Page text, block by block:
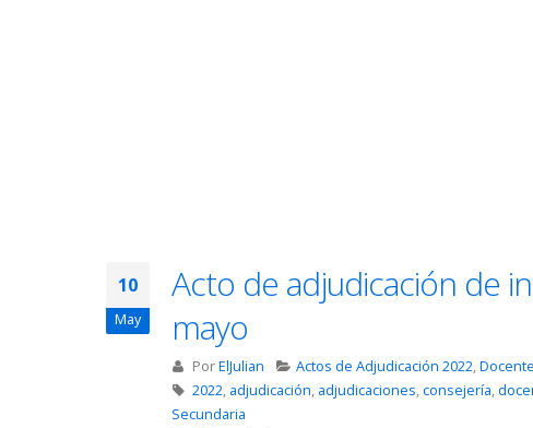
10
May
Acto de adjudicación de
mayo
PorElJulian Actos de Adjudicación 2022,
2022, adjudicación, adjudicaciones,consejería,
Secundaria